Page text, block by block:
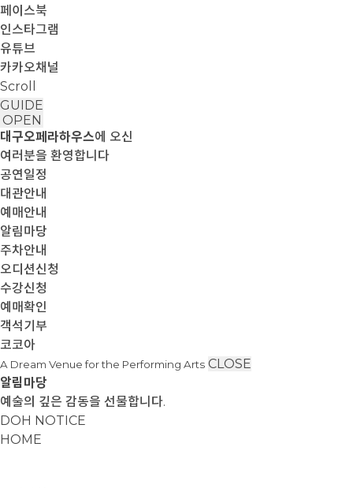
페이스북
인스타그램
유튜브
카카오채널
Scroll
GUIDE
OPEN
대구오페라하우스에 오신
여러분을 환영합니다
공연일정
대관안내
예매안내
알림마당
주차안내
오디션신청
수강신청
예매확인
객석기부
코코아
A Dream Venue for the Performing Arts CLOSE
알림마당
예술의 깊은 감동을 선물합니다.
DOH NOTICE
HOME